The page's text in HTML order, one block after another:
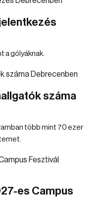
a gólyáknak.
száma
több mint 70 ezer
es Campus